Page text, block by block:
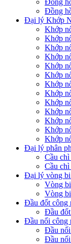
Đồng
Đại lý Khớp
Khớp
Khớp
Khớp
Khớp
Khớp
Khớp
Khớp
Khớp
Khớp
Khớp
Khớp
Khớp
Khớp
Đại lý phân
Cầu
Cầu chì
Đại lý vòng
Vòng
Vòng
Đầu đốt công
Đầu
Đầu nối công
Đầu
Đầu